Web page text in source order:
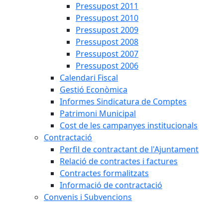
Pressupost 2011
Pressupost 2010
Pressupost 2009
Pressupost 2008
Pressupost 2007
Pressupost 2006
Calendari Fiscal
Gestió Econòmica
Informes Sindicatura de Comptes
Patrimoni Municipal
Cost de les campanyes institucionals
Contractació
Perfil de contractant de l'Ajuntament
Relació de contractes i factures
Contractes formalitzats
Informació de contractació
Convenis i Subvencions